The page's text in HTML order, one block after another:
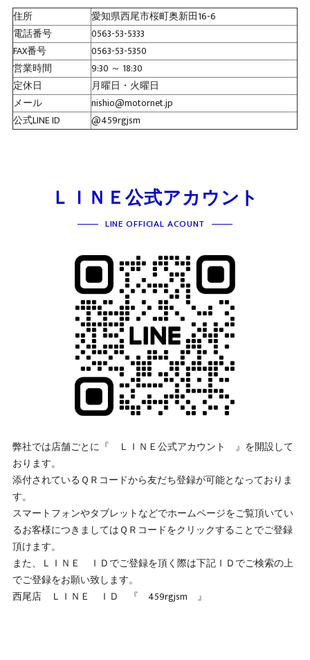
住所
愛知県西尾市桜町奥新田16-6
電話番号
0563-53-5333
FAX番号
0563-53-5350
営業時間
9:30 ～ 18:30
定休日
月曜日・火曜日
メール
nishio@motornet.jp
公式LINE ID
@459rgjsm
ＬＩＮＥ公式アカウント
LINE OFFICIAL ACOUNT
弊社では店舗ごとに『 ＬＩＮＥ公式アカウント 』を開設して
おります。
添付されているＱＲコードから友だち登録が可能となっておりま
す。
スマートフォンやタブレットなどでホームページをご覧頂いてい
るお客様につきましてはＱＲコードをクリックすることでご登録
頂けます。
また、ＬＩＮＥ ＩＤでご登録を頂く際は下記ＩＤでご検索の上
でご登録をお願い致します。
西尾店 ＬＩＮＥ ＩＤ 『 459rgjsm 』